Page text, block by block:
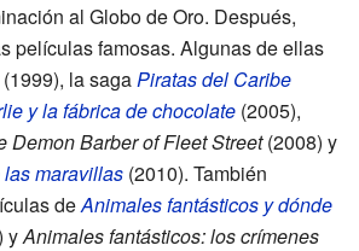
al Globo de Oro. Después,
películas famosas. Algunas de ellas
(1999), la sagaPiratas del Caribe
y la fábrica de chocolate (2005),
Demon Barber of Fleet Street(2008) y
maravillas (2010). También
deAnimales fantásticos y dónde
yAnimales fantásticos: los crímenes